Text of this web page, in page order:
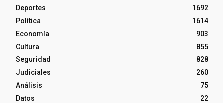
Deportes
1692
Política
1614
Economía
903
Cultura
855
Seguridad
828
Judiciales
260
Análisis
75
Datos
22